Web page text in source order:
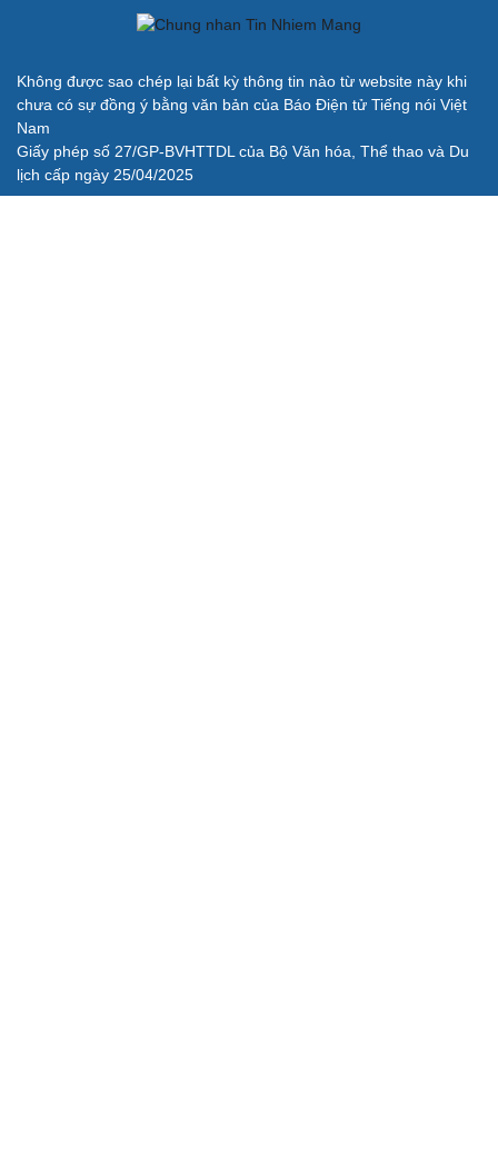
Không được sao chép lại bất kỳ thông tin nào từ website này khi
chưa có sự đồng ý bằng văn bản của Báo Điện tử Tiếng nói Việt
Nam
Giấy phép số 27/GP-BVHTTDL của Bộ Văn hóa, Thể thao và Du
lịch cấp ngày 25/04/2025